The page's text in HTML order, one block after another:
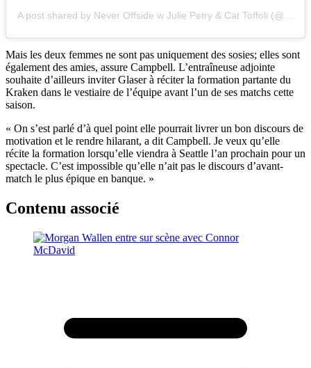
Mais les deux femmes ne sont pas uniquement des sosies; elles sont
également des amies, assure Campbell. L’entraîneuse adjointe
souhaite d’ailleurs inviter Glaser à réciter la formation partante du
Kraken dans le vestiaire de l’équipe avant l’un de ses matchs cette
saison.
« On s’est parlé d’à quel point elle pourrait livrer un bon discours de
motivation et le rendre hilarant, a dit Campbell. Je veux qu’elle
récite la formation lorsqu’elle viendra à Seattle l’an prochain pour un
spectacle. C’est impossible qu’elle n’ait pas le discours d’avant-
match le plus épique en banque. »
Contenu associé